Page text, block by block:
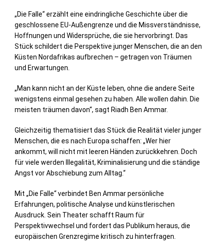
„Die Falle“ erzählt eine eindringliche Geschichte über die
geschlossene EU-Außengrenze und die Missverständnisse,
Hoffnungen und Widersprüche, die sie hervorbringt. Das
Stück schildert die Perspektive junger Menschen, die an den
Küsten Nordafrikas aufbrechen – getragen von Träumen
und Erwartungen.
„Man kann nicht an der Küste leben, ohne die andere Seite
wenigstens einmal gesehen zu haben. Alle wollen dahin. Die
meisten träumen davon“, sagt Riadh Ben Ammar.
Gleichzeitig thematisiert das Stück die Realität vieler junger
Menschen, die es nach Europa schaffen: „Wer hier
ankommt, will nicht mit leeren Händen zurückkehren. Doch
für viele werden Illegalität, Kriminalisierung und die ständige
Angst vor Abschiebung zum Alltag.“
Mit „Die Falle“ verbindet Ben Ammar persönliche
Erfahrungen, politische Analyse und künstlerischen
Ausdruck. Sein Theater schafft Raum für
Perspektivwechsel und fordert das Publikum heraus, die
europäischen Grenzregime kritisch zu hinterfragen.